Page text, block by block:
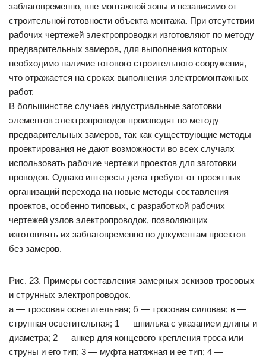
заблаговременно, вне монтажной зоны и независимо от
строительной готовности объекта монтажа. При отсутствии
рабочих чертежей электропроводки изготовляют по методу
предварительных замеров, для выполнения которых
необходимо наличие готового строительного сооружения,
что отражается на сроках выполнения электромонтажных
работ.
В большинстве случаев индустриальные заготовки
элементов электропроводок производят по методу
предварительных замеров, так как существующие методы
проектирования не дают возможности во всех случаях
использовать рабочие чертежи проектов для заготовки
проводов. Однако интересы дела требуют от проектных
организаций перехода на новые методы составления
проектов, особенно типовых, с разработкой рабочих
чертежей узлов электропроводок, позволяющих
изготовлять их заблаговременно по документам проектов
без замеров.
Рис. 23. Примеры составления замерных эскизов тросовых
и струнных электропроводок.
а — тросовая осветительная; б — тросовая силовая; в —
струнная осветительная; 1 — шпилька с указанием длины и
диаметра; 2 — анкер для концевого крепления троса или
струны и его тип; 3 — муфта натяжная и ее тип; 4 —